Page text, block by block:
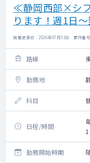
≪静岡西部×シ
ります！週1日
掲載更新日 : 2026年07月31日 案件番
路線
勤務地
科目
日程/時間
勤務開始時期